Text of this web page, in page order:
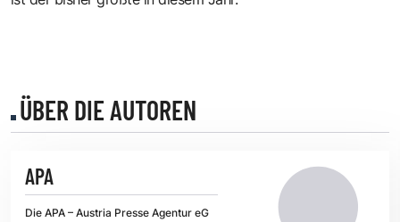
ÜBER DIE AUTOREN
APA
Die APA – Austria Presse Agentur eG